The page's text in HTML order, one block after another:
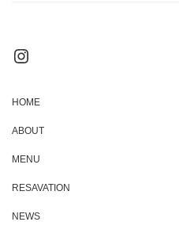
Instagram
HOME
ABOUT
MENU
RESAVATION
NEWS